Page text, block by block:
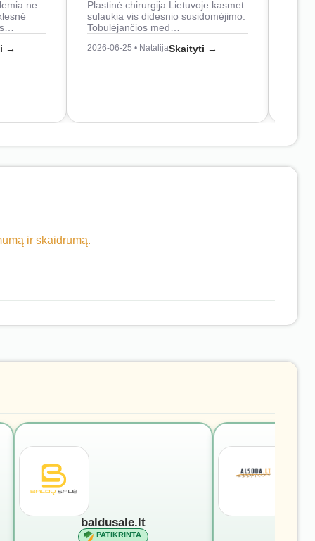
ne
→
Plastinė chirurgija Lietuvoje kasmet
sulaukia vis didesnio susidomėjimo.
Tobulėjančios med…
2026-06-25 • NatalijaSkaityti →
ir skaidrumą.
baldusale.lt
PATIKRINTA